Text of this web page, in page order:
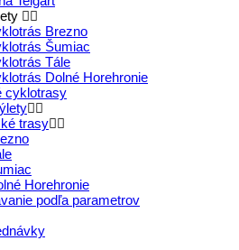
Brezno
Šumiac
Tále
Dolné Horehronie
cyklotrasy
trasy
Horehronie
podľa parametrov